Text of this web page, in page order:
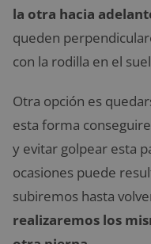
la otra hacia
queden
con la rodilla en el
Otra opción es
esta forma
y evitar golpear esta
ocasiones puede
subiremos hasta
realizaremos los